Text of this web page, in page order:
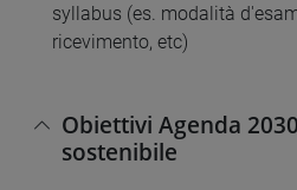
syllabus (es. modalità
ricevimento, etc)
Obiettivi Agenda
sostenibile